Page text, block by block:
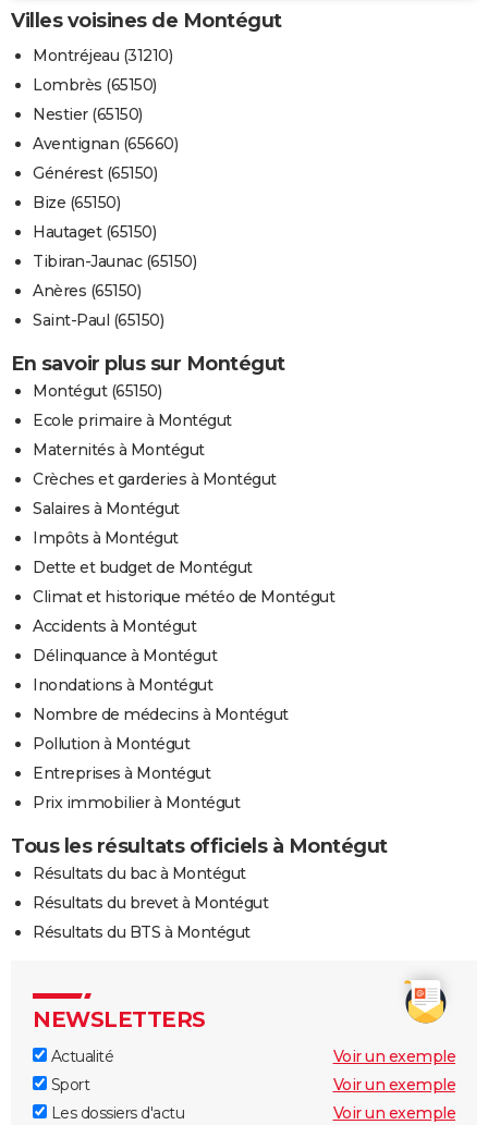
Villes voisines de Montégut
Montréjeau (31210)
Lombrès (65150)
Nestier (65150)
Aventignan (65660)
Générest (65150)
Bize (65150)
Hautaget (65150)
Tibiran-Jaunac (65150)
Anères (65150)
Saint-Paul (65150)
En savoir plus sur Montégut
Montégut (65150)
Ecole primaire à Montégut
Maternités à Montégut
Crèches et garderies à Montégut
Salaires à Montégut
Impôts à Montégut
Dette et budget de Montégut
Climat et historique météo de Montégut
Accidents à Montégut
Délinquance à Montégut
Inondations à Montégut
Nombre de médecins à Montégut
Pollution à Montégut
Entreprises à Montégut
Prix immobilier à Montégut
Tous les résultats officiels à Montégut
Résultats du bac à Montégut
Résultats du brevet à Montégut
Résultats du BTS à Montégut
NEWSLETTERS
Actualité
Voir un exemple
Sport
Voir un exemple
Les dossiers d'actu
Voir un exemple